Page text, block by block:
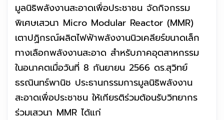
มูลนิธิพลังงานสะอาดเพื่อประชาชน จัดกิจกรรม
พิเศษเสวนา Micro Modular Reactor (MMR)
เตาปฏิกรณ์ผลิตไฟฟ้าพลังงานนิวเคลียร์ขนาดเล็ก
ทางเลือกพลังงานสะอาด สำหรับภาคอุตสาหกรรม
ในอนาคตเมื่อวันที่ 8 กันยายน 2566 ดร.สุวิทย์
ธรณินทร์พานิช ประธานกรรมการมูลนิธิพลังงาน
สะอาดเพื่อประชาชน ให้เกียรติร่วมต้อนรับวิทยากร
ร่วมเสวนา MMR ได้แก่